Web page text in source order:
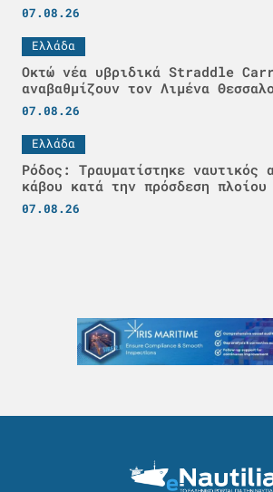
07.08.26
Ελλάδα
Οκτώ νέα υβριδικά Straddle
αναβαθμίζουν τον Λιμένα
07.08.26
Ελλάδα
Ρόδος: Τραυματίστηκε ναυτικός
κάβου κατά την πρόσδεση πλοίου
07.08.26